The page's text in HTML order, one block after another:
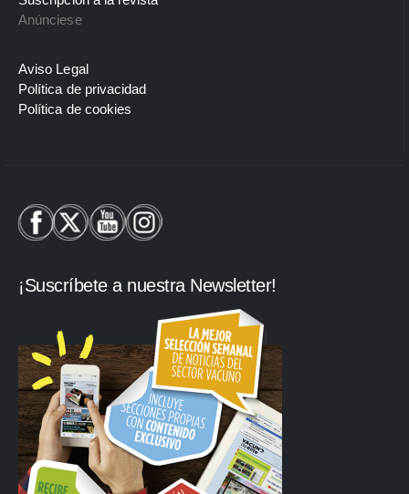
Anúnciese
Aviso Legal
Política de privacidad
Política de cookies
¡Suscríbete a nuestra Newsletter!